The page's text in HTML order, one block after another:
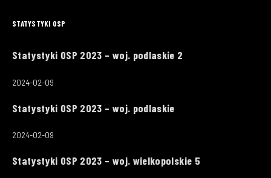
STATYSTYKI OSP
Statystyki OSP 2023 – woj. podlaskie 2
2024-02-09
Statystyki OSP 2023 – woj. podlaskie
2024-02-09
Statystyki OSP 2023 – woj. wielkopolskie 5